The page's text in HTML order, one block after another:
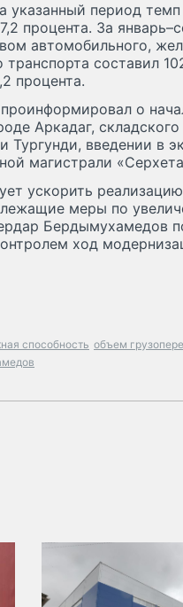
указанный период
процента. За
автомобильного,
составил
процента.
о
Аркадаг,
введении в
магистрали
ускорить
меры по
Бердымухамедов
ход
способность объем